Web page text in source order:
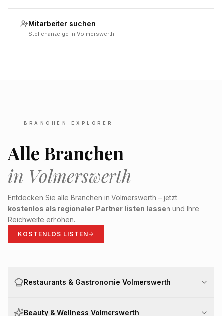
Mitarbeiter suchen
Stellenanzeige in Volmerswerth
BRANCHEN EXPLORER
Alle Branchen
in Volmerswerth
Entdecken Sie alle Branchen in Volmerswerth – jetzt
kostenlos als regionaler Partner listen lassen und Ihre
Reichweite erhöhen.
KOSTENLOS LISTEN
Restaurants & Gastronomie Volmerswerth
Beauty & Wellness Volmerswerth